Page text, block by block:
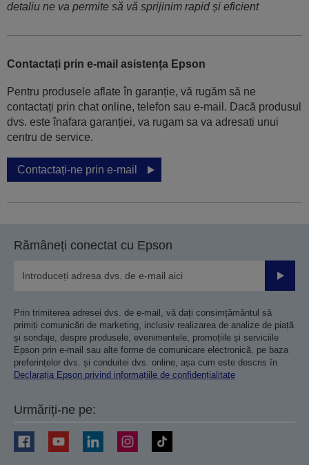
detaliu ne va permite să vă sprijinim rapid și eficient
Contactați prin e-mail asistența Epson
Pentru produsele aflate în garanție, vă rugăm să ne
contactați prin chat online, telefon sau e-mail. Dacă produsul
dvs. este înafara garanției, va rugam sa va adresati unui
centru de service.
Contactați-ne prin e-mail
Rămâneți conectat cu Epson
Prin trimiterea adresei dvs. de e-mail, vă dați consimțământul să
primiți comunicări de marketing, inclusiv realizarea de analize de piață
și sondaje, despre produsele, evenimentele, promoțiile și serviciile
Epson prin e-mail sau alte forme de comunicare electronică, pe baza
preferințelor dvs. și conduitei dvs. online, așa cum este descris în
Declarația Epson privind informațiile de confidențialitate
Urmăriți-ne pe: